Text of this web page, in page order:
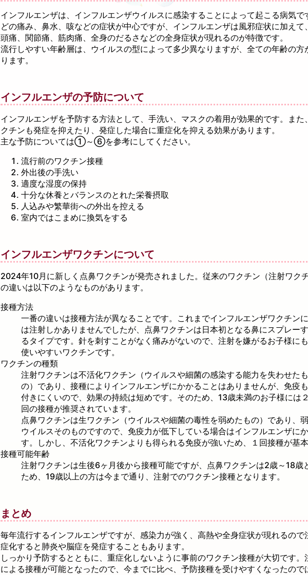
インフルエンザは、インフルエンザウイルスに感染することによって起こる病気で
どの痛み、鼻水、咳などの症状が中心ですが、インフルエンザは風邪症状に加え
頭痛、関節痛、筋肉痛、全身のだるさなどの全身症状が現れるのが特徴です。
流行しやすい年齢層は、ウイルスの型によって多少異なりますが、全ての年齢の方
ります。
インフルエンザの予防について
インフルエンザを予防する方法として、手洗い、マスクの着用が効果的です。また
クチンも発症を抑えたり、発症した場合に重症化を抑える効果があります。
主な予防については①～⑥を参考にしてください。
流行前のワクチン接種
外出後の手洗い
適度な湿度の保持
十分な休養とバランスのとれた栄養摂取
人込みや繁華街への外出を控える
室内ではこまめに換気をする
インフルエンザワクチンについて
2024年10月に新しく点鼻ワクチンが発売されました。従来のワクチン（注射ワク
の違いは以下のようなものがあります。
接種方法
一番の違いは接種方法が異なることです。これまでインフルエンザワクチンに
は注射しかありませんでしたが、点鼻ワクチンは日本初となる鼻にスプレーす
るタイプです。針を刺すことがなく痛みがないので、注射を嫌がるお子様にも
使いやすいワクチンです。
ワクチンの種類
注射ワクチンは不活化ワクチン（ウイルスや細菌の感染する能力を失わせたも
の）であり、接種によりインフルエンザにかかることはありませんが、免疫も
付きにくいので、効果の持続は短めです。そのため、13歳未満のお子様には
回の接種が推奨されています。
点鼻ワクチンは生ワクチン（ウイルスや細菌の毒性を弱めたもの）であり、
ウイルスそのものですので、免疫力が低下している場合はインフルエンザに
す。しかし、不活化ワクチンよりも得られる免疫が強いため、１回接種が基
接種可能年齢
注射ワクチンは生後6ヶ月後から接種可能ですが、点鼻ワクチンは2歳～18歳
ため、19歳以上の方は今まで通り、注射でのワクチン接種となります。
まとめ
毎年流行するインフルエンザですが、感染力が強く、高熱や全身症状が現れるので
症化すると肺炎や脳症を発症することもあります。
しっかり予防するとともに、重症化しないように事前のワクチン接種が大切です
による接種が可能となったので、今までに比べ、予防接種を受けやすくなったので